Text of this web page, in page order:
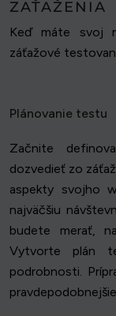
ZAŤAŽENIA
Keď máte svoj
záťažové
Plánovanie testu
Začnite
dozvedieť zo
aspekty svojho
najväčšiu
budete merať,
Vytvorte plán
podrobnosti.